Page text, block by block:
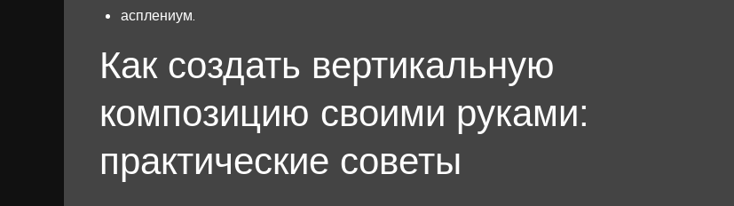
асплениум.
Как создать вертикальную
композицию своими руками:
практические советы